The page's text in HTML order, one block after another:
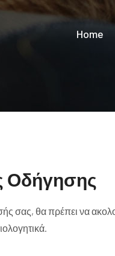
Home
Οδήγησης
σας, θα πρέπει να